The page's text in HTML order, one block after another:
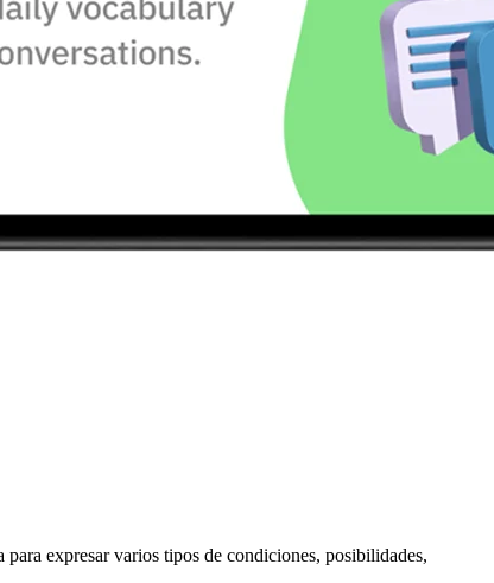
expresar varios tipos de condiciones, posibilidades,